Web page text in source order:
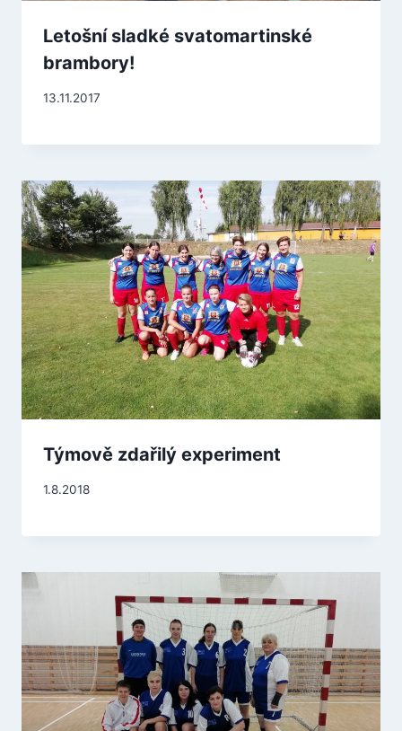
Letošní sladké svatomartinské
brambory!
13.11.2017
Týmově zdařilý experiment
1.8.2018